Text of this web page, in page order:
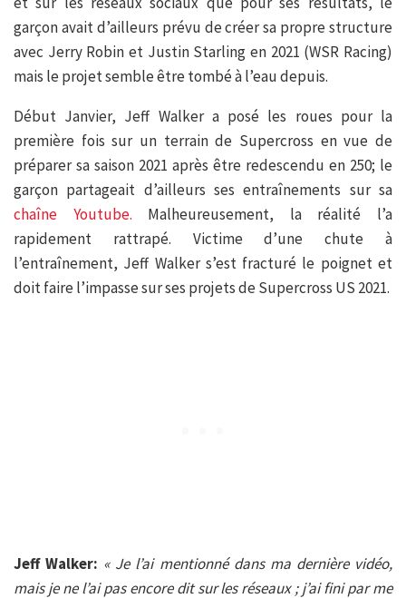
garçon avait d’ailleurs prévu de créer sa propre structure
avec Jerry Robin et Justin Starling en 2021 (WSR Racing)
mais le projet semble être tombé à l’eau depuis.
Début Janvier, Jeff Walker a posé les roues pour la
première fois sur un terrain de Supercross en vue de
préparer sa saison 2021 après être redescendu en 250; le
garçon partageait d’ailleurs ses entraînements sur sa
chaîne Youtube. Malheureusement, la réalité l’a
rapidement rattrapé. Victime d’une chute à
l’entraînement, Jeff Walker s’est fracturé le poignet et
doit faire l’impasse sur ses projets de Supercross US 2021.
Jeff Walker: « Je l’ai mentionné dans ma dernière vidéo,
mais je ne l’ai pas encore dit sur les réseaux ; j’ai fini par me